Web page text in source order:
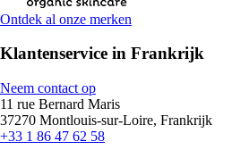
Ontdek al onze merken
Klantenservice in Frankrijk
Neem contact op
11 rue Bernard Maris
37270 Montlouis-sur-Loire, Frankrijk
+33 1 86 47 62 58